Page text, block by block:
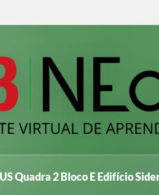
Quadra 2 Bloco E Edifício